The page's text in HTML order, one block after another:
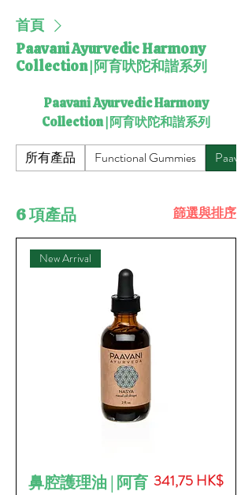
首頁
Paavani Ayurvedic Harmony
Collection | 阿育吠陀和諧系列
Paavani Ayurvedic Harmony
Collection | 阿育吠陀和諧系列
所有產品 Functional Gummies
6 項產品 篩選與排序
New Arrival
鼻腔護理油 | 阿育 價格
341,75 HK$